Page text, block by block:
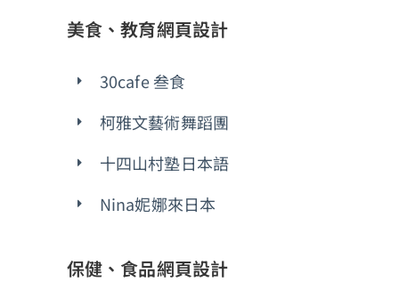
美食、教育網頁設計
30cafe 叁食
柯雅文藝術舞蹈團
十四山村塾日本語
Nina妮娜來日本
保健、食品網頁設計